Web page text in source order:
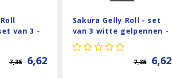
van 3 -
7,35 6,62
Sakura Gelly Roll - set
van 3 witte gelpennen -
05, 08, 10
7,35 6,62